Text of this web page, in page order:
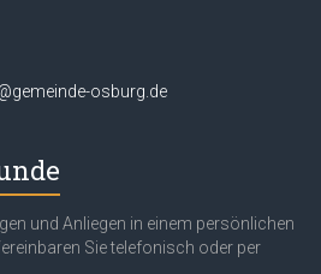
osburg.de
und Anliegen in einem persönlichen
Sie telefonisch oder per